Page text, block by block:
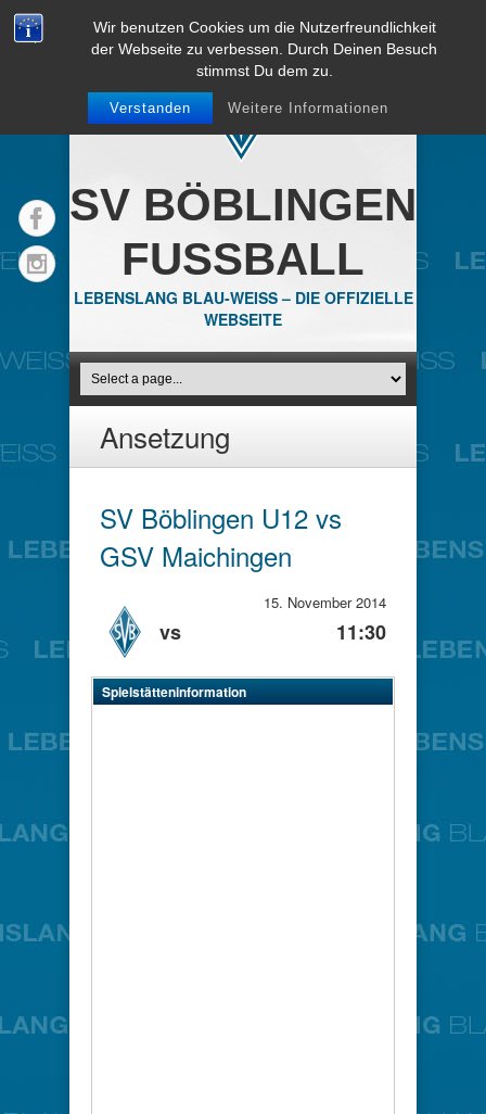
Wir benutzen Cookies um die Nutzerfreundlichkeit
der Webseite zu verbessen. Durch Deinen Besuch
stimmst Du dem zu.
Verstanden Weitere Informationen
SV BÖBLINGEN
FUSSBALL
LEBENSLANG BLAU-WEISS – DIE OFFIZIELLE
WEBSEITE
Ansetzung
SV Böblingen U12 vs
GSV Maichingen
vs
15. November 2014
11:30
Spielstätteninformation